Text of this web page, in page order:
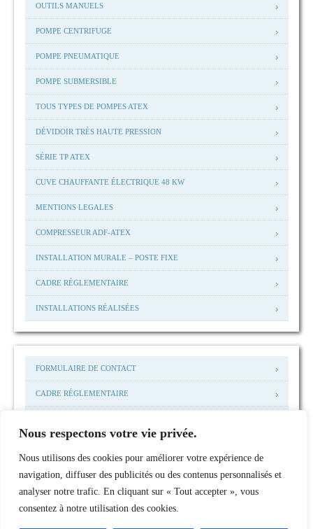
Nous respectons votre vie privée.
Nous utilisons des cookies pour améliorer votre expérience de
navigation, diffuser des publicités ou des contenus personnalisés et
analyser notre trafic. En cliquant sur « Tout accepter », vous
consentez à notre utilisation des cookies.
OUTILS MANUELS
POMPE CENTRIFUGE
POMPE PNEUMATIQUE
POMPE SUBMERSIBLE
TOUS TYPES DE POMPES ATEX
DÉVIDOIR TRÈS HAUTE PRESSION
SÉRIE TP ATEX
CUVE CHAUFFANTE ÉLECTRIQUE 48 KW
MENTIONS LEGALES
COMPRESSEUR ADF-ATEX
INSTALLATION MURALE – POSTE FIXE
CADRE RÉGLEMENTAIRE
INSTALLATIONS RÉALISÉES
FORMULAIRE DE CONTACT
CADRE RÉGLEMENTAIRE